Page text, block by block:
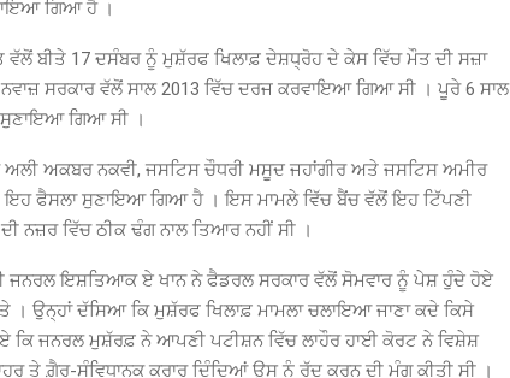
ਗਿਆ ਹੈ ।
ਬੀਤੇ 17 ਦਸੰਬਰ ਨੂੰ ਮੁਸ਼ੱਰਫ ਖਿਲਾਫ਼ ਦੇਸ਼ਧ੍ਰੋਹ ਦੇ ਕੇਸ ਵਿੱਚ ਮੌਤ ਦੀ ਸਜ਼ਾ
ਸਰਕਾਰ ਵੱਲੋਂ ਸਾਲ 2013 ਵਿੱਚ ਦਰਜ ਕਰਵਾਇਆ ਗਿਆ ਸੀ । ਪੂਰੇ 6 ਸਾਲ
ਗਿਆ ਸੀ ।
ਅਕਬਰ ਨਕਵੀ, ਜਸਟਿਸ ਚੌਧਰੀ ਮਸੂਦ ਜਹਾਂਗੀਰ ਅਤੇ ਜਸਟਿਸ ਅਮੀਰ
ਇਹ ਫੈਸਲਾ ਸੁਣਾਇਆ ਗਿਆ ਹੈ । ਇਸ ਮਾਮਲੇ ਵਿੱਚ ਬੈਂਚ ਵੱਲੋਂ ਇਹ ਟਿੱਪਣੀ
ਨਜ਼ਰ ਵਿੱਚ ਠੀਕ ਢੰਗ ਨਾਲ ਤਿਆਰ ਨਹੀਂ ਸੀ ।
ਜਨਰਲ ਇਸ਼ਤਿਆਕ ਏ ਖਾਨ ਨੇ ਫੈਡਰਲ ਸਰਕਾਰ ਵੱਲੋਂ ਸੋਮਵਾਰ ਨੂੰ ਪੇਸ਼ ਹੁੰਦੇ ਹੋਏ
। ਉਨ੍ਹਾਂ ਦੱਸਿਆ ਕਿ ਮੁਸ਼ੱਰਫ ਖਿਲਾਫ਼ ਮਾਮਲਾ ਚਲਾਇਆ ਜਾਣਾ ਕਦੇ ਕਿਸੇ
ਕਿ ਜਨਰਲ ਮੁਸ਼ੱਰਫ਼ ਨੇ ਆਪਣੀ ਪਟੀਸ਼ਨ ਵਿੱਚ ਲਾਹੌਰ ਹਾਈ ਕੋਰਟ ਨੇ ਵਿਸ਼ੇਸ਼
ਤੇ ਗ਼ੈਰ-ਸੰਵਿਧਾਨਕ ਕਰਾਰ ਦਿੰਦਿਆਂ ਉਸ ਨੂੰ ਰੱਦ ਕਰਨ ਦੀ ਮੰਗ ਕੀਤੀ ਸੀ ।